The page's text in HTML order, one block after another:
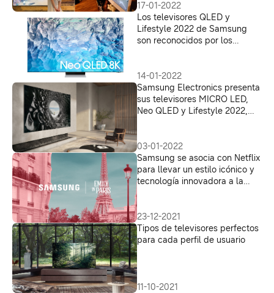
17-01-2022
Los televisores QLED y
Lifestyle 2022 de Samsung
son reconocidos por los
comodidad visual, seguridad y
precisión de color
14-01-2022
Samsung Electronics presenta
sus televisores MICRO LED,
Neo QLED y Lifestyle 2022,
gama de opciones de
personalización de vanguardia
03-01-2022
Samsung se asocia con Netflix
para llevar un estilo icónico y
tecnología innovadora a la
23-12-2021
Tipos de televisores perfectos
para cada perfil de usuario
11-10-2021